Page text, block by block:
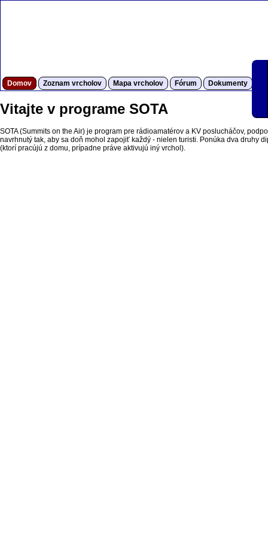
Domov Zoznam vrcholov Mapa vrcholov Fórum Dokumenty
Vitajte v programe SOTA
SOTA (Summits on the Air) je program pre rádioamatérov a KV poslucháčov,
navrhnutý tak, aby sa doň mohol zapojiť každý - nielen turisti. Ponúka dva druhy
(ktorí pracújú z domu, prípadne práve aktivujú iný vrchol).